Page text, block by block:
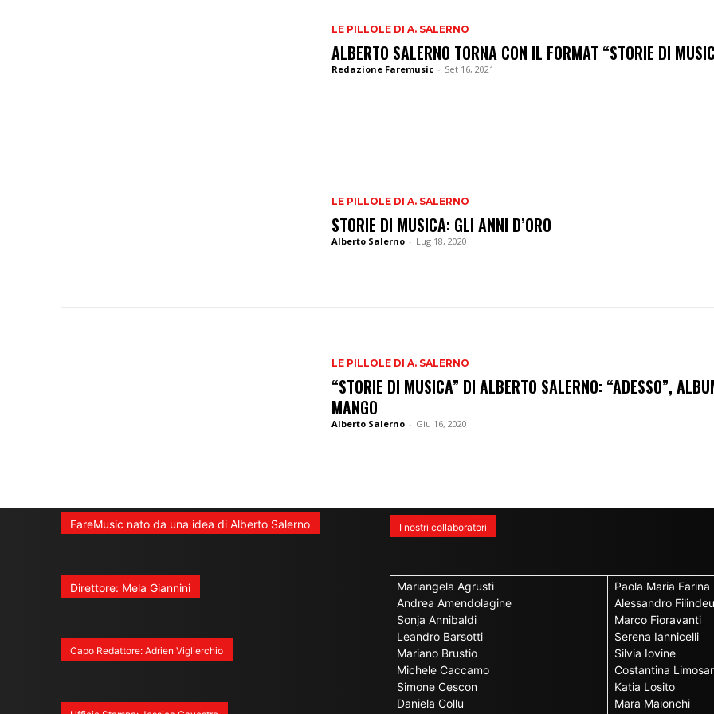
LE PILLOLE DI A. SALERNO
ALBERTO SALERNO TORNA CON IL FORMAT “STORIE DI
Redazione Faremusic - Set 16, 2021
LE PILLOLE DI A. SALERNO
STORIE DI MUSICA: GLI ANNI D’ORO
Alberto Salerno - Lug 18, 2020
LE PILLOLE DI A. SALERNO
“STORIE DI MUSICA” DI ALBERTO SALERNO: “ADESSO”,
MANGO
Alberto Salerno - Giu 16, 2020
FareMusic nato da una idea di Alberto Salerno
Direttore: Mela Giannini
Capo Redattore: Adrien Viglierchio
I nostri collaboratori
Mariangela Agrusti
Andrea Amendolagine
Sonja Annibaldi
Leandro Barsotti
Mariano Brustio
Michele Caccamo
Simone Cescon
Daniela Collu
Paola Maria Farina
Alessandro
Marco Fioravanti
Serena Iannicelli
Silvia Iovine
Costantina
Katia Losito
Mara Maionchi